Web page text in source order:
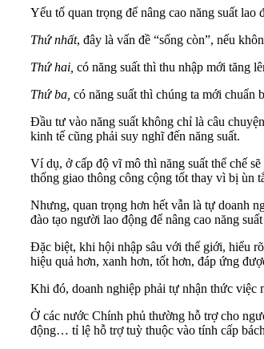
Yếu tố quan trọng để nâng cao năng suất lao
Thứ nhất, đây là vấn đề “sống còn”, nếu
Thứ hai, có năng suất thì thu nhập mới tăng
Thứ ba, có năng suất thì chúng ta mới
Đầu tư vào năng suất không chỉ là câu
kinh tế cũng phải suy nghĩ đến năng suất.
Ví dụ, ở cấp độ vĩ mô thì năng suất thể chế
thống giao thông công cộng tốt thay vì bị ùn
Nhưng, quan trọng hơn hết vẫn là tự doanh
đào tạo người lao động để nâng cao năng
Đặc biệt, khi hội nhập sâu với thế giới, hiểu
hiệu quả hơn, xanh hơn, tốt hơn, đáp ứng
Khi đó, doanh nghiệp phải tự nhận thức việc
Ở các nước Chính phủ thường hỗ trợ cho
động… tỉ lệ hỗ trợ tuỳ thuộc vào tính cấp